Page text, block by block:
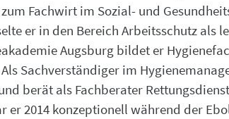
Fachwirt im Sozial- und
er in den Bereich Arbeitsschutz als
Augsburg bildet er
Sachverständiger im
berät als Fachberater
er 2014 konzeptionell während der